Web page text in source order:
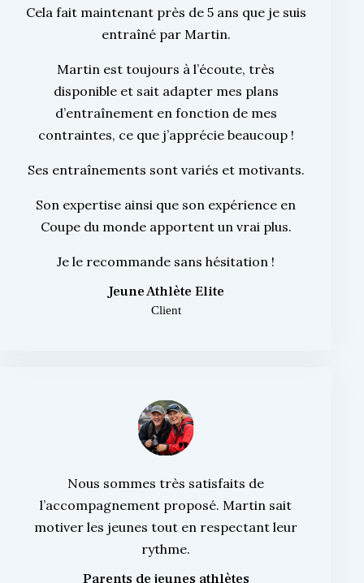
Cela fait maintenant près de 5 ans que je suis
entraîné par Martin.
Martin est toujours à l’écoute, très
disponible et sait adapter mes plans
d’entraînement en fonction de mes
contraintes, ce que j’apprécie beaucoup !
Ses entraînements sont variés et motivants.
Son expertise ainsi que son expérience en
Coupe du monde apportent un vrai plus.
Je le recommande sans hésitation !
Jeune Athlète Elite
Client
Nous sommes très satisfaits de
l’accompagnement proposé. Martin sait
motiver les jeunes tout en respectant leur
rythme.
Parents de jeunes athlètes